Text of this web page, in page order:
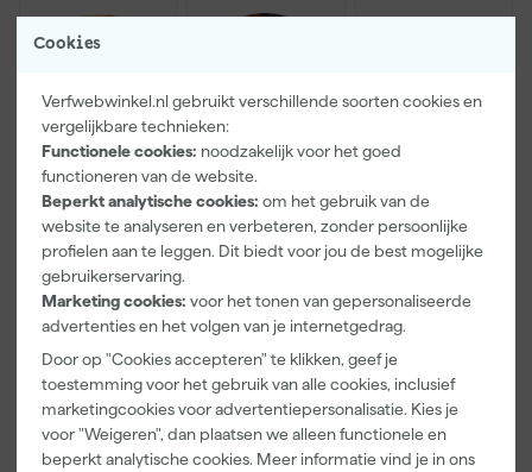
Cookies
Verfwebwinkel.nl gebruikt verschillende soorten cookies en
vergelijkbare technieken:
Functionele cookies: noodzakelijk voor het goed
functioneren van de website.
Beperkt analytische cookies: om het gebruik van de
website te analyseren en verbeteren, zonder persoonlijke
profielen aan te leggen. Dit biedt voor jou de best mogelijke
gebruikerservaring.
Marketing cookies: voor het tonen van gepersonaliseerde
advertenties en het volgen van je internetgedrag.
Door op "Cookies accepteren" te klikken, geef je
toestemming voor het gebruik van alle cookies, inclusief
marketingcookies voor advertentiepersonalisatie. Kies je
voor "Weigeren", dan plaatsen we alleen functionele en
beperkt analytische cookies. Meer informatie vind je in ons
Paintura
Lucamax
Washi tape -
50mx24mm
Morgen
bezorgd
Adviesprijs 6,00
3, 99
incl. BTW
Farrow & Ball
F&B
Kleurenwaaie
bezorgd
22,
incl. BTW
Go!Paint Roll
And Go
Verfbak -
12cm Roller -
Inzetbakken
bezorgd
3,99
incl. BTW